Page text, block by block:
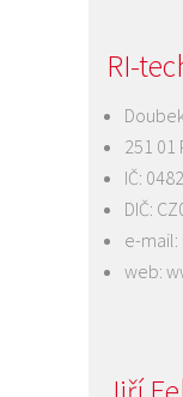
RI-
251 01
IČ:
DIČ:
e-mail:
web: